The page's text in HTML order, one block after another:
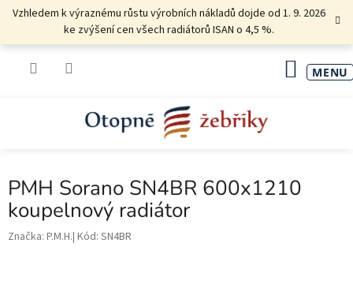
PřejítVzhledem k výraznému růstu výrobních nákladů dojde od 1. 9. 2026
ke zvýšení cen všech radiátorů ISAN o 4,5 %.
PMH Sorano SN4BR 600x1210
koupelnový radiátor
Značka: P.M.H. Kód: SN4BR